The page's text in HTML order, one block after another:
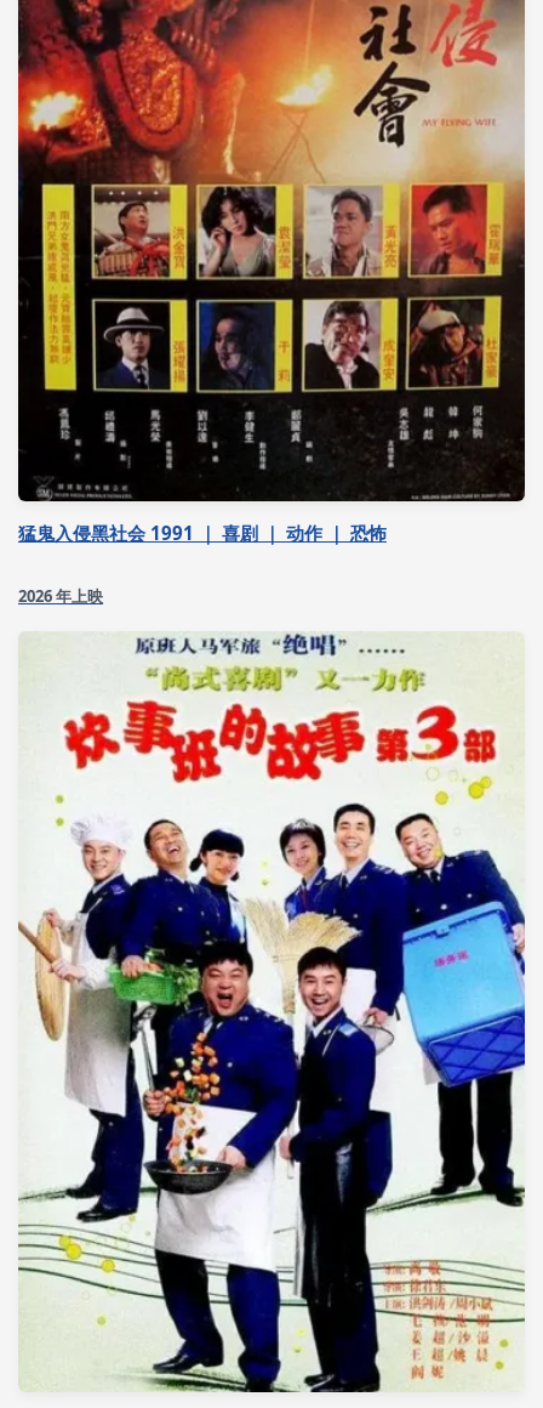
猛鬼入侵黑社会 1991 ｜ 喜剧 ｜ 动作 ｜ 恐怖
2026 年上映